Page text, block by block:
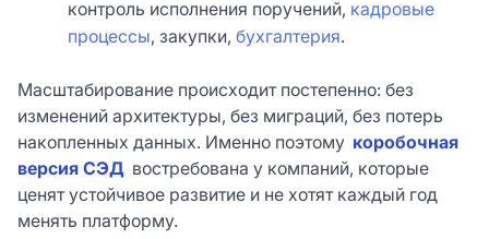
контроль исполнения поручений, кадровые
процессы, закупки, бухгалтерия.
Масштабирование происходит постепенно: без
изменений архитектуры, без миграций, без потерь
накопленных данных. Именно поэтому коробочная
версия СЭД востребована у компаний, которые
ценят устойчивое развитие и не хотят каждый год
менять платформу.